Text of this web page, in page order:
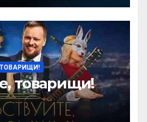
товарищи!